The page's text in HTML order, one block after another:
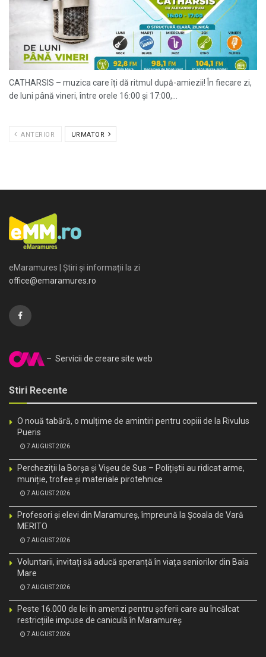
CATHARSIS – muzica care îți dă ritmul după-amiezii! În fiecare zi,
de luni până vineri, între orele 16:00 și 17:00,...
ANTERIOR URMATOR
eMaramures | Știri și informații la zi
office@emaramures.ro
– Servicii de creare site web
Stiri Recente
O nouă tabără, o mulțime de amintiri pentru copiii de la Rivulus
Pueris
7 AUGUST 2026
Percheziții la Borșa și Vișeu de Sus – Polițiștii au ridicat arme,
muniție, trofee și materiale pirotehnice
7 AUGUST 2026
Profesori și elevi din Maramureș, împreună la Școala de Vară
MERITO
7 AUGUST 2026
Voluntarii, invitați să aducă speranță în viața seniorilor din Baia
Mare
7 AUGUST 2026
Peste 16.000 de lei în amenzi pentru șoferii care au încălcat
restricțiile impuse de caniculă în Maramureș
7 AUGUST 2026